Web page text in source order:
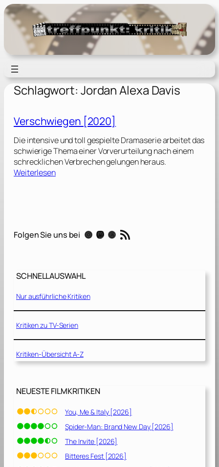
Zum
Inhalt
springen
Schlagwort: Jordan Alexa Davis
Verschwiegen [2020]
Die intensive und toll gespielte Dramaserie arbeitet das
schwierige Thema einer Vorverurteilung nach einem
schrecklichen Verbrechen gelungen heraus.
Weiterlesen:
h
g
n
[
2
0
]
Folgen Sie uns bei Instagram Mastodon Threads RSS-Feed
SCHNELLAUSWAHL
Nur ausführliche Kritiken
Kritiken zu TV-Serien
Kritiken-Übersicht A-Z
NEUESTE FILMKRITIKEN
You, Me & Italy [2026]
Spider-Man: Brand New Day [2026]
The Invite [2026]
Bitteres Fest [2026]